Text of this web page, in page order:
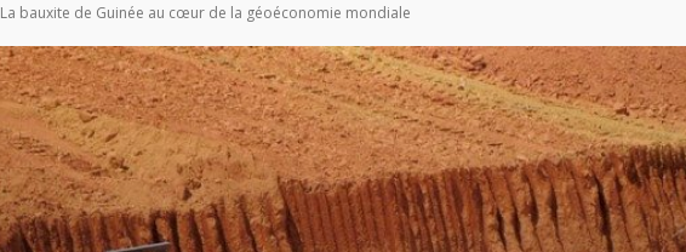
La bauxite de Guinée au cœur de la géoéconomie mondiale